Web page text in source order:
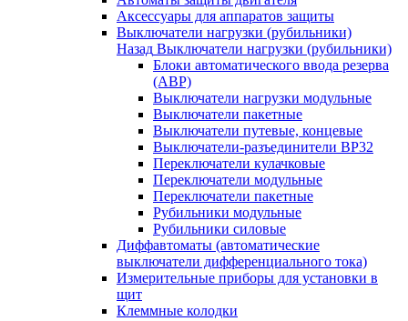
Аксессуары для аппаратов защиты
Выключатели нагрузки (рубильники)
Назад Выключатели нагрузки (рубильники)
Блоки автоматического ввода резерва
(АВР)
Выключатели нагрузки модульные
Выключатели пакетные
Выключатели путевые, концевые
Выключатели-разъединители ВР32
Переключатели кулачковые
Переключатели модульные
Переключатели пакетные
Рубильники модульные
Рубильники силовые
Диффавтоматы (автоматические
выключатели дифференциального тока)
Измерительные приборы для установки в
щит
Клеммные колодки